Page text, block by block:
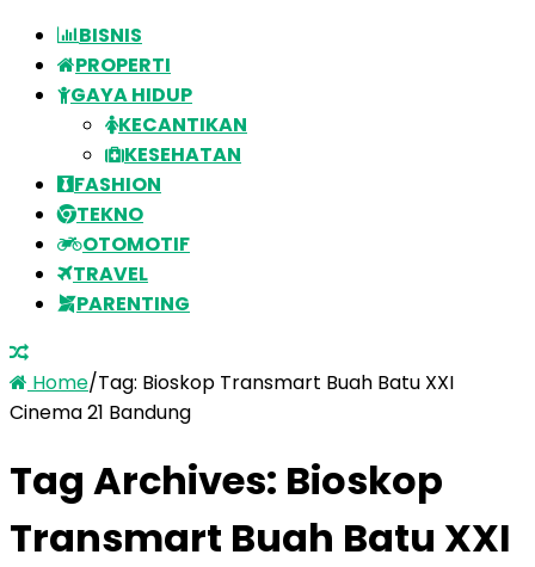
BISNIS
PROPERTI
GAYA HIDUP
KECANTIKAN
KESEHATAN
FASHION
TEKNO
OTOMOTIF
TRAVEL
PARENTING
Home/Tag: Bioskop Transmart Buah Batu XXI
Cinema 21 Bandung
Tag Archives: Bioskop
Transmart Buah Batu XXI